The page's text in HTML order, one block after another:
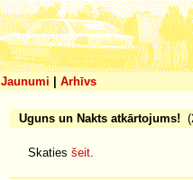
Jaunumi
Arhīvs
Uguns un Nakts atkārtojums!
Skaties šeit.